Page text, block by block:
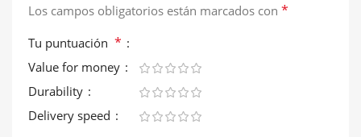
Los campos obligatorios están marcados con *
Tu puntuación *
Value for money
Durability
Delivery speed